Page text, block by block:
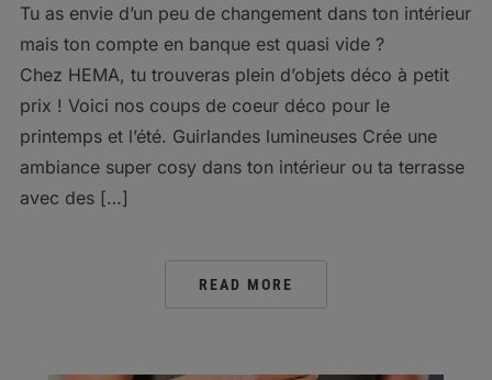
Tu as envie d’un peu de changement dans ton intérieur
mais ton compte en banque est quasi vide ?
Chez HEMA, tu trouveras plein d’objets déco à petit
prix ! Voici nos coups de coeur déco pour le
printemps et l’été. Guirlandes lumineuses Crée une
ambiance super cosy dans ton intérieur ou ta terrasse
avec des […]
READ MORE